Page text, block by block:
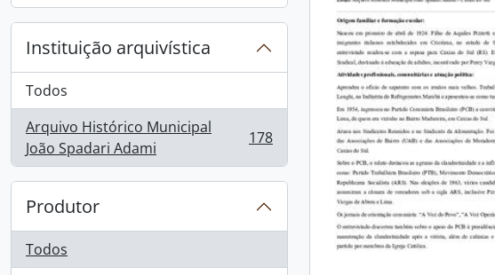
Instituição arquivística
Todos
Arquivo Histórico Municipal
João Spadari Adami
, 178 resultados 178
Produtor
Todos